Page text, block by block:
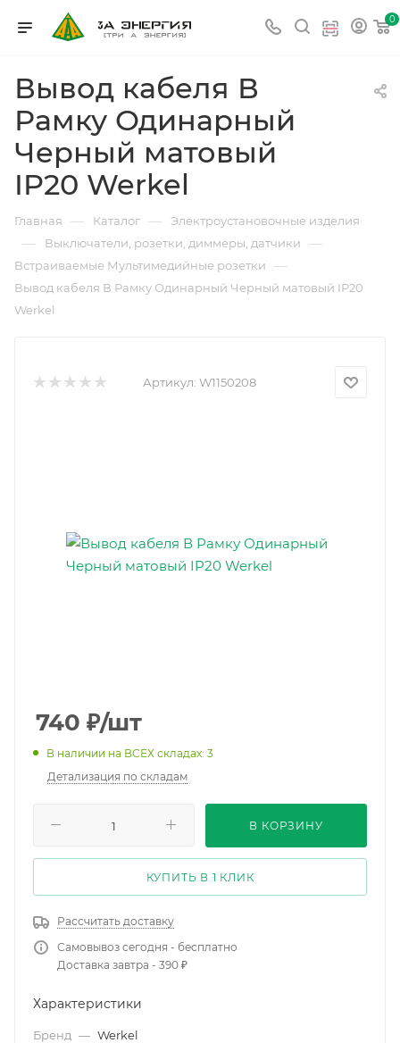
0
Вывод кабеля В
Рамку Одинарный
Черный матовый
IP20 Werkel
Главная — Каталог — Электроустановочные изделия
— Выключатели, розетки, диммеры, датчики —
Встраиваемые Мультимедийные розетки —
Вывод кабеля В Рамку Одинарный Черный матовый IP20
Werkel
Артикул: W1150208
740 ₽/шт
В наличии на ВСЕХ складах: 3
Детализация по складам
В КОРЗИНУ
КУПИТЬ В 1 КЛИК
Рассчитать доставку
Самовывоз сегодня - бесплатно
Доставка завтра - 390 ₽
Характеристики
Бренд — Werkel